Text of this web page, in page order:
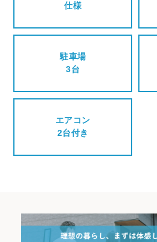
仕様
駐車場
3台
エアコン
2台付き